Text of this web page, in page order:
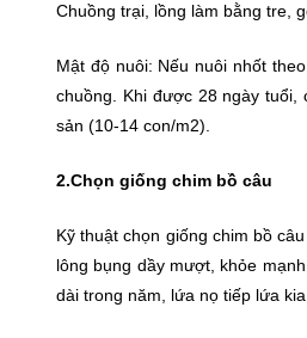
Chuồng trại, lồng làm bằng tre,
Mật độ nuôi: Nếu nuôi nhốt
chuồng. Khi được 28 ngày tuổi,
sản (10-14 con/m2).
2.Chọn giống chim bồ câu
Kỹ thuật chọn giống chim bồ
lông bụng dầy mượt, khỏe
dài trong năm, lứa nọ tiếp lứa